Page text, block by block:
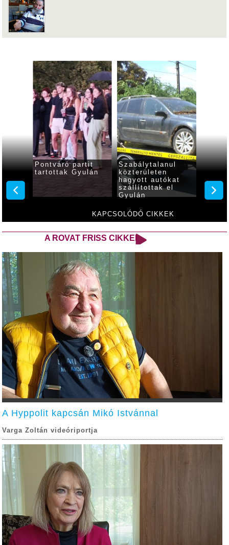
KAPCSOLÓDÓ CIKKEK
XIV.
Pontváró partit
tartottak Gyulán
Szabálytalanul
közterületen
hagyott autókat
szállítottak el
Gyulán
A ROVAT FRISS CIKKEI
A Hyppolit kapcsán Mikó Istvánnal
Varga Zoltán videóriportja